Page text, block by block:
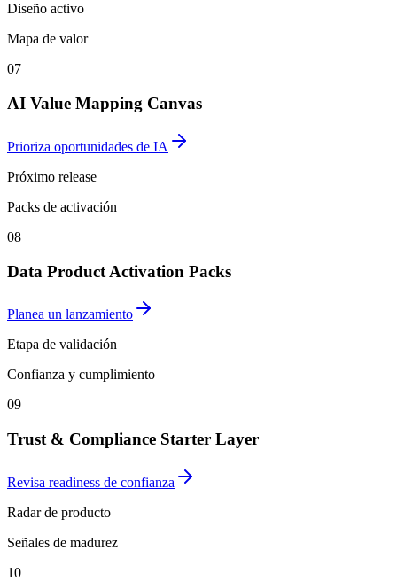
Diseño activo
Mapa de valor
07
AI Value Mapping Canvas
Prioriza oportunidades de IA
Próximo release
Packs de activación
08
Data Product Activation Packs
Planea un lanzamiento
Etapa de validación
Confianza y cumplimiento
09
Trust & Compliance Starter Layer
Revisa readiness de confianza
Radar de producto
Señales de madurez
10